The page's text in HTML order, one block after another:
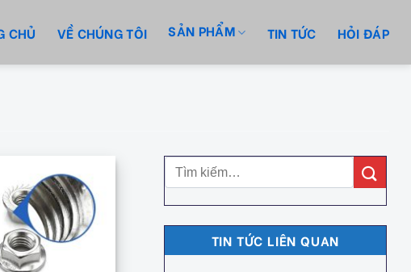
CHỦ VỀ CHÚNG TÔI SẢN PHẨM TIN TỨC HỎI ĐÁP
TIN TỨC LIÊN QUAN